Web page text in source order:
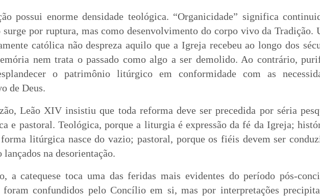
possui enorme densidade teológica. “Organicidade” significa
por ruptura, mas como desenvolvimento do corpo vivo da Tradição.
católica não despreza aquilo que a Igreja recebeu ao longo dos
nem trata o passado como algo a ser demolido. Ao contrário,
o patrimônio litúrgico em conformidade com as
de Deus.
Leão XIV insistiu que toda reforma deve ser precedida por séria
e pastoral. Teológica, porque a liturgia é expressão da fé da Igreja;
litúrgica nasce do vazio; pastoral, porque os fiéis devem ser
na desorientação.
a catequese toca uma das feridas mais evidentes do período pós-
confundidos pelo Concílio em si, mas por interpretações